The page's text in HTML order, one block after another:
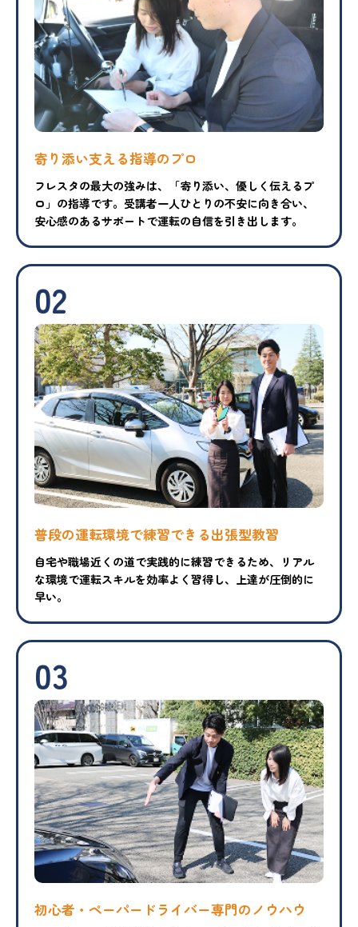
寄り添い支える指導のプロ
フレスタの最大の強みは、「寄り添い、優しく伝えるプ
ロ」の指導です。受講者一人ひとりの不安に向き合い、
安心感のあるサポートで運転の自信を引き出します。
02
普段の運転環境で練習できる出張型教習
自宅や職場近くの道で実践的に練習できるため、リアル
な環境で運転スキルを効率よく習得し、上達が圧倒的に
早い。
03
初心者・ペーパードライバー専門のノウハウ